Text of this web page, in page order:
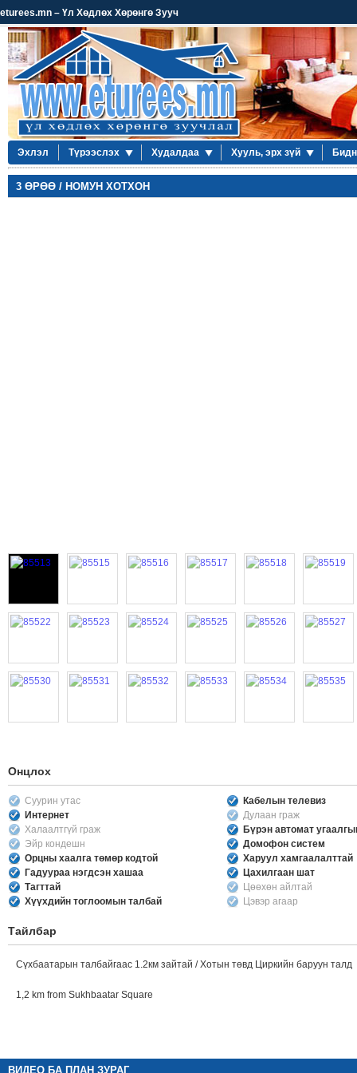
eturees.mn – Үл Хөдлөх Хөрөнгө Зууч
Эхлэл Түрээслэх Худалдаа Хууль, эрх зүй
3 ӨРӨӨ / НОМУН ХОТХОН
Онцлох
Суурин утас
Кабелын телевиз
Интернет
Дулаан граж
Халаалтгүй граж
Бүрэн автомат
Эйр кондешн
Домофон систем
Орцны хаалга төмөр кодтой
Харуул хамгаалалттай
Гадуураа нэгдсэн хашаа
Цахилгаан шат
Тагттай
Цөөхөн айлтай
Хүүхдийн тоглоомын талбай
Цэвэр агаар
Тайлбар
Сүхбаатарын талбайгаас 1.2км зайтай / Хотын төвд Циркийн баруун талд
1,2 km from Sukhbaatar Square
ВИДЕО БА ПЛАН ЗУРАГ